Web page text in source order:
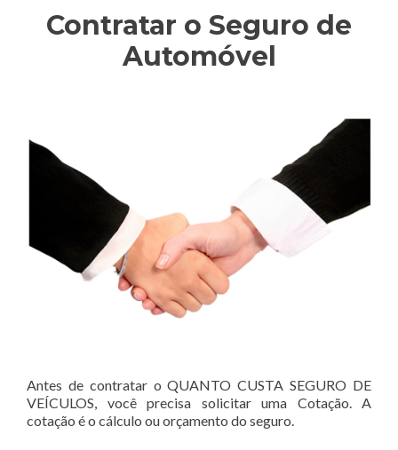
Contratar o Seguro de
Automóvel
Antes de contratar o QUANTO CUSTA SEGURO DE
VEÍCULOS, você precisa solicitar uma Cotação. A
cotação é o cálculo ou orçamento do seguro.